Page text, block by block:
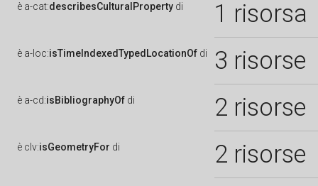
è a-cat:describesCulturalProperty di 1 risorsa
è a-loc:isTimeIndexedTypedLocationOf di 3 risorse
è a-cd:isBibliographyOf di 2 risorse
è clv:isGeometryFor di 2 risorse